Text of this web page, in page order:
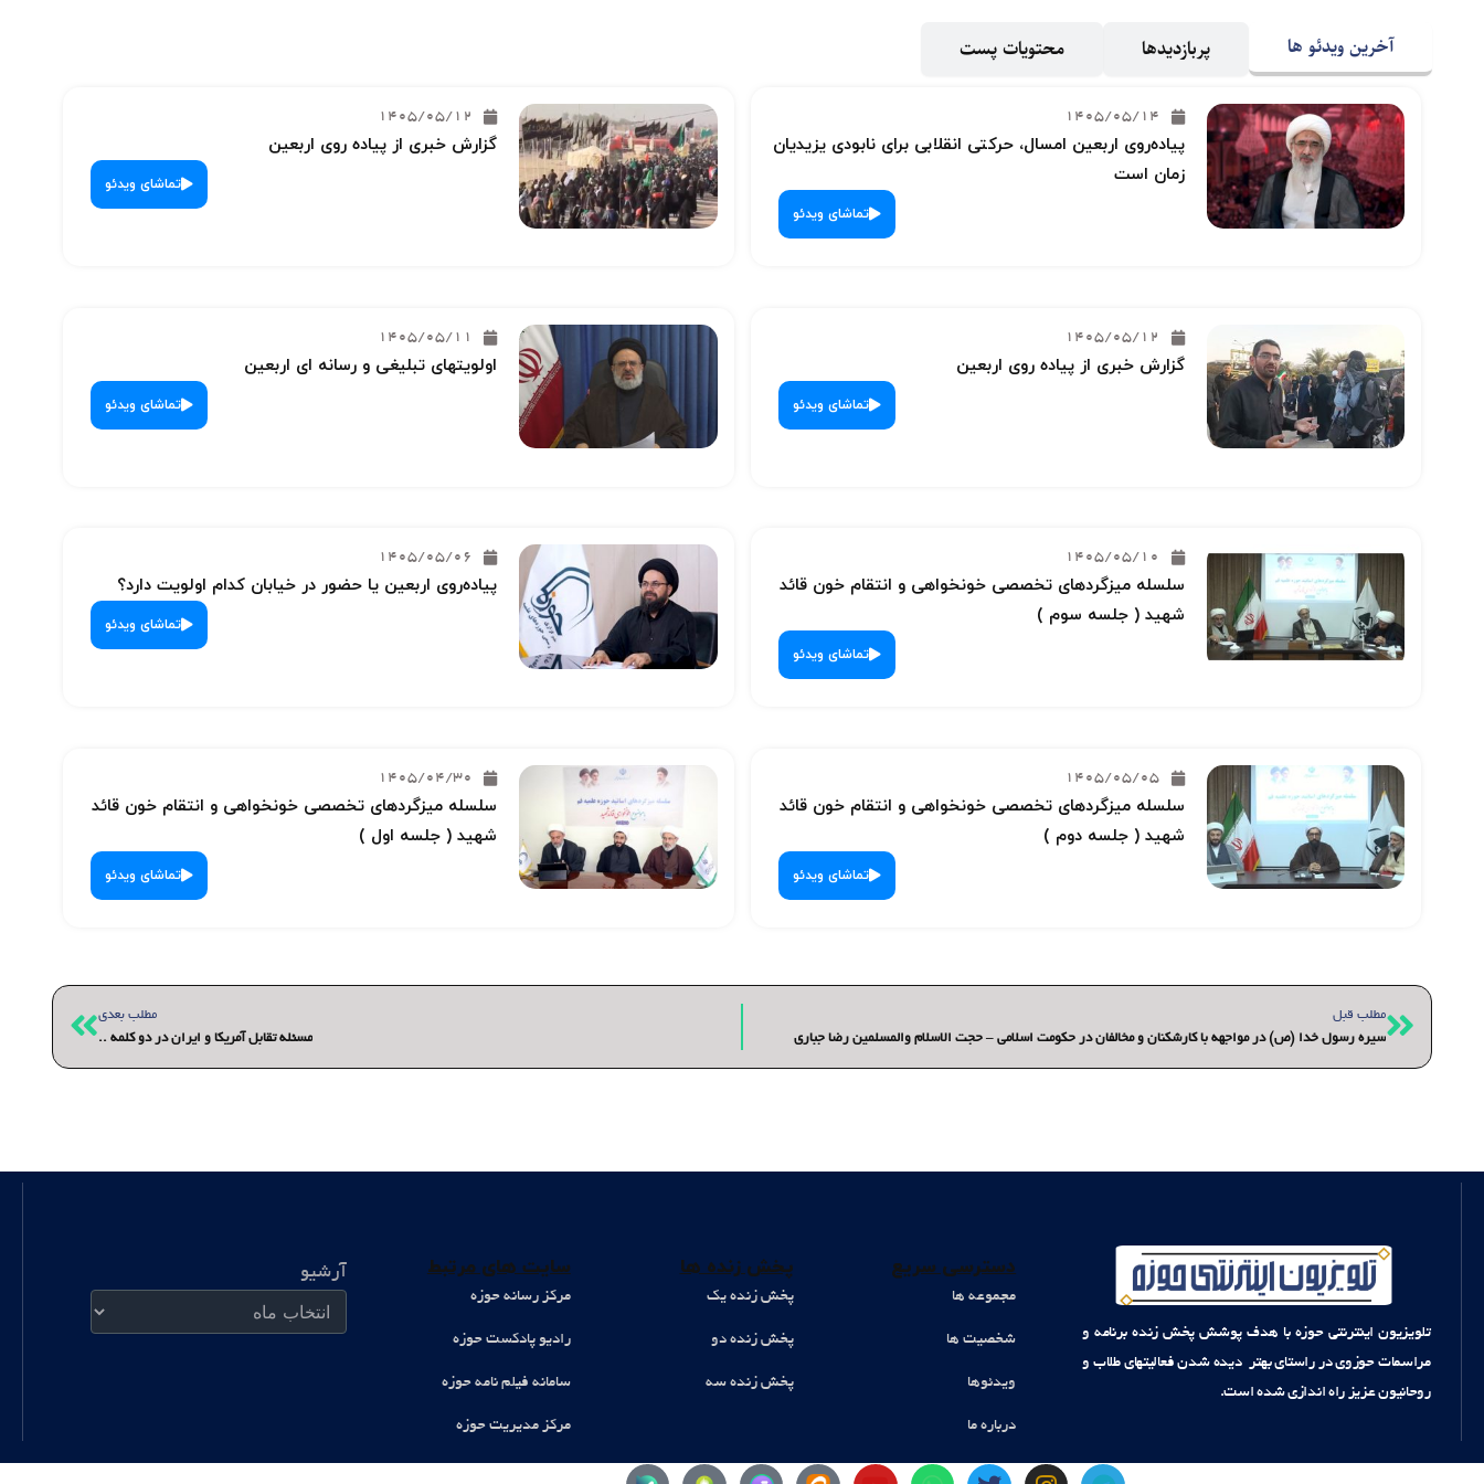
آخرین ویدئو ها پربازدیدها محتویات پست
1405/05/14
پیاده‌روی اربعین امسال، حرکتی انقلابی برای نابودی یزیدیان
زمان است
تماشای ویدئو
1405/05/12
گزارش خبری از پیاده روی اربعین
تماشای ویدئو
1405/05/12
گزارش خبری از پیاده روی اربعین
تماشای ویدئو
1405/05/11
اولویتهای تبلیغی و رسانه ای اربعین
تماشای ویدئو
1405/05/10
سلسله میزگردهای تخصصی خونخواهی و انتقام خون قائد
شهید ( جلسه سوم )
تماشای ویدئو
1405/05/06
پیاده‌روی اربعین یا حضور در خیابان کدام اولویت دارد؟
تماشای ویدئو
1405/05/05
سلسله میزگردهای تخصصی خونخواهی و انتقام خون قائد
شهید ( جلسه دوم )
تماشای ویدئو
1405/04/30
سلسله میزگردهای تخصصی خونخواهی و انتقام خون قائد
شهید ( جلسه اول )
تماشای ویدئو
قبلیمطلب قبل
سیره رسول خدا (ص) در مواجهه با کارشکنان و مخالفان در حکومت اسلامی – حجت الاسلام والمسلمین رضا جباری
مطلب بعدی
مسئله تقابل آمریکا و ایران در دو کلمه ..
بعدی
تلویزیون اینترنتی حوزه با هدف پوشش پخش زنده برنامه و
مراسمات حوزوی در راستای بهتر دیده شدن فعالیتهای طلاب و
روحانیون عزیز راه اندازی شده است.
دسترسی سریع
مجموعه ها
شخصیت ها
ویدئوها
درباره ما
پخش زنده ها
پخش زنده یک
پخش زنده دو
پخش زنده سه
سایت های مرتبط
مرکز رسانه حوزه
رادیو پادکست حوزه
سامانه فیلم نامه حوزه
مرکز مدیریت حوزه
آرشیو
آرشیو
T
I
T
W
Y